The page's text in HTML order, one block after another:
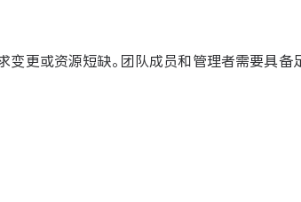
更或资源短缺。团队成员和管理者需要具备